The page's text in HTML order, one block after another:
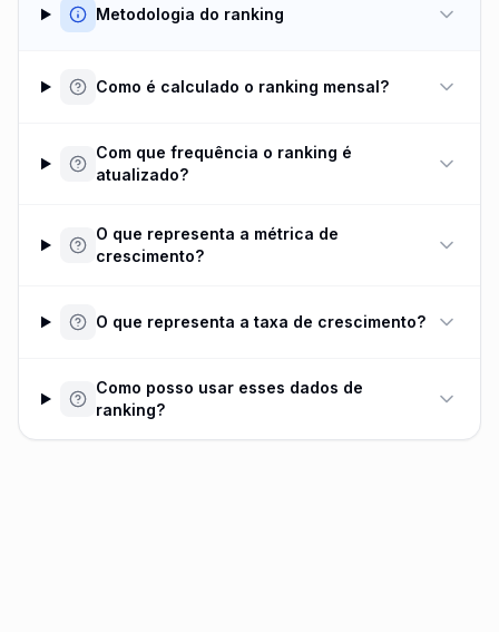
Metodologia do ranking
Como é calculado o ranking mensal?
Com que frequência o ranking é
atualizado?
O que representa a métrica de
crescimento?
O que representa a taxa de crescimento?
Como posso usar esses dados de
ranking?